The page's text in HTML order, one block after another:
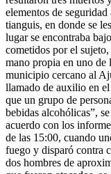
elementos de
tianguis, en donde se
lugar se encontraba
cometidos por el
mano propia en uno de
municipio cercano al
llamado de auxilio en
que un grupo de
bebidas alcohólicas”,
acuerdo con los
de las 15:00, cuando
fuego y disparó contra
dos hombres de